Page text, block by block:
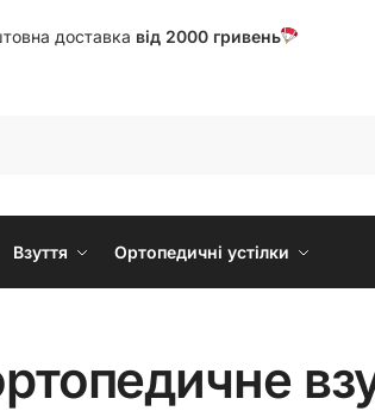
доставка від 2000 гривень
Взуття Ортопедичні устілки